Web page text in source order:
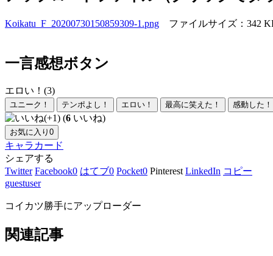
Koikatu_F_20200730150859309-1.png ファイルサイズ：342
一言感想ボタン
エロい！(3)
ユニーク！ テンポよし！ エロい！ 最高に笑えた！ 感動した！
(6 いいね)
お気に入り 0
キャラカード
シェアする
Twitter Facebook0 はてブ0 Pocket0 Pinterest LinkedIn コピー
guestuser
コイカツ勝手にアップローダー
関連記事